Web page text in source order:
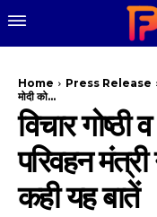
Home Press Release
मोदी को...
विचार गोष्ठी
परिवहन
कही यह बातें